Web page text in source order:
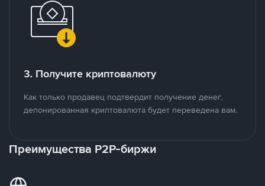
3. Получите криптовалюту
Как только продавец подтвердит получение денег,
депонированная криптовалюта будет переведена вам.
Преимущества P2P-биржи